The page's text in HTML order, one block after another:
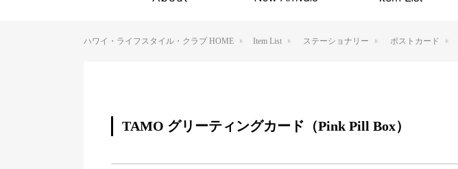
ハワイ・ライフスタイル・クラブ HOME Item List ステーショナリー ポストカード
TAMO グリーティングカード（Pink Pill Box）